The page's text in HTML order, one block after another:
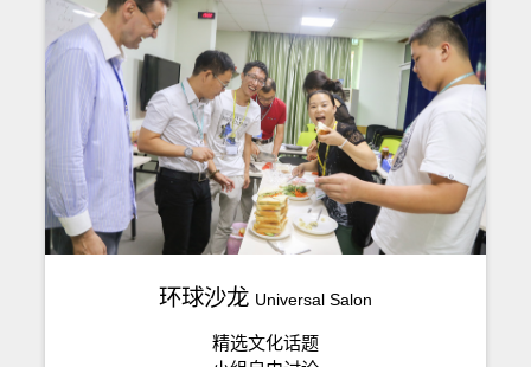
环球沙龙 Universal Salon
精选文化话题